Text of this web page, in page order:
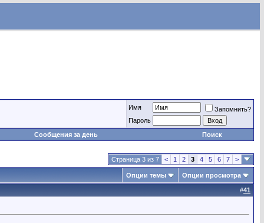
Имя
Запомнить?
Пароль
Сообщения за день
Поиск
Страница 3 из 7 < 1 2 3 4 5 6 7 >
Опции темы Опции просмотра
#41